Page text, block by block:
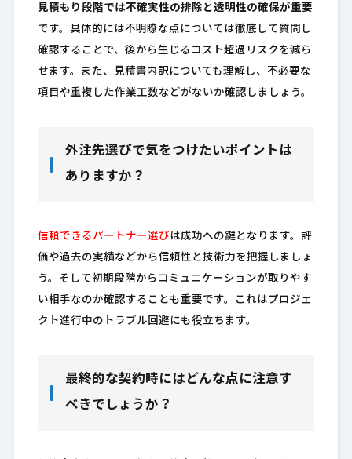
見積もり段階では不確実性の排除と透明性の確保が重要
です。具体的には不明瞭な点については徹底して質問し
確認することで、後から生じるコスト超過リスクを減ら
せます。また、見積書内訳についても理解し、不必要な
項目や重複した作業工数などがないか確認しましょう。
外注先選びで気をつけたいポイントは
ありますか？
信頼できるパートナー選びは成功への鍵となります。評
価や過去の実績などから信頼性と技術力を把握しましょ
う。そして初期段階からコミュニケーションが取りやす
い相手なのか確認することも重要です。これはプロジェ
クト進行中のトラブル回避にも役立ちます。
最終的な契約時にはどんな点に注意す
べきでしょうか？